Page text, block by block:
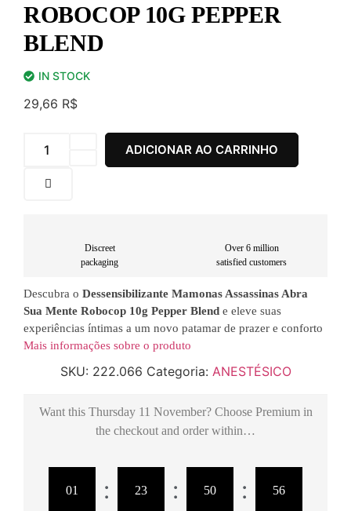
ROBOCOP 10G PEPPER
BLEND
IN STOCK
29,66 R$
ADICIONAR AO CARRINHO
Discreet
packaging
Over 6 million
satisfied customers
Descubra o Dessensibilizante Mamonas Assassinas Abra
Sua Mente Robocop 10g Pepper Blend e eleve suas
experiências íntimas a um novo patamar de prazer e conforto
Mais informações sobre o produto
SKU: 222.066 Categoria: ANESTÉSICO
Want this Thursday 11 November? Choose Premiumin
the checkout and order within…
01 : 23 : 50 : 56